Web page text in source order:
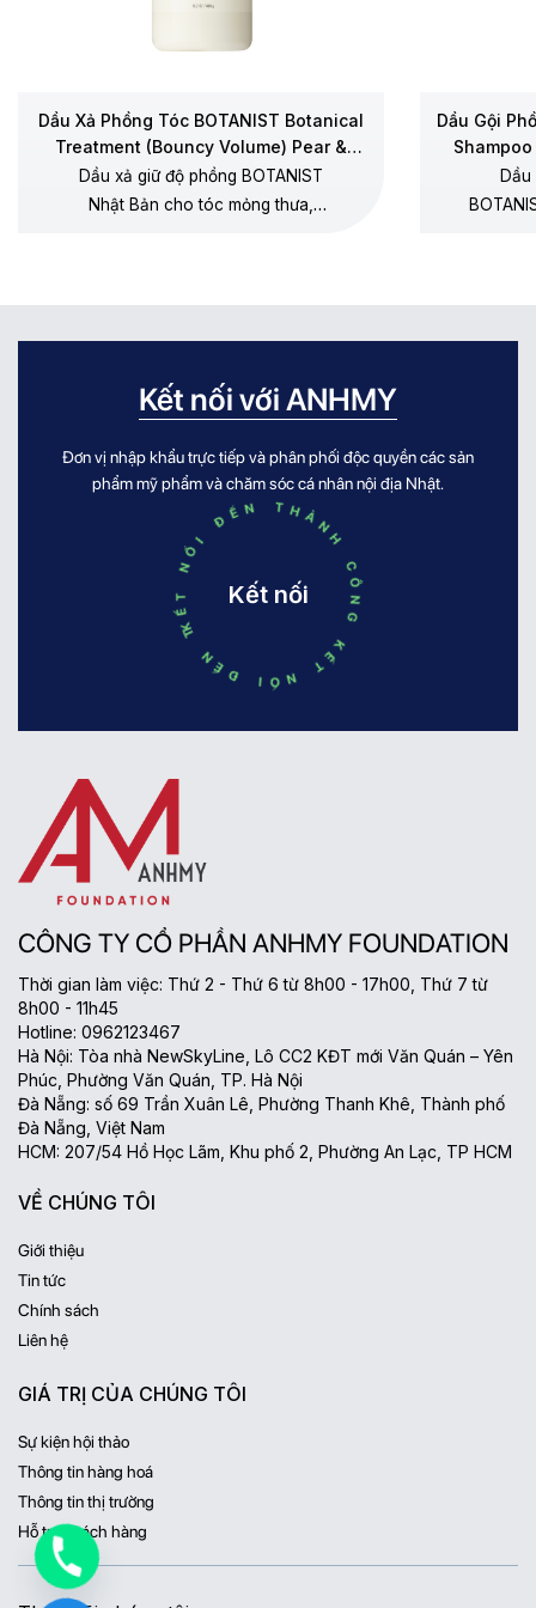
Dầu Xả Phồng Tóc BOTANIST Botanical
Treatment (Bouncy Volume) Pear &
Chamomile
Dầu xả giữ độ phồng BOTANIST
Nhật Bản cho tóc mỏng thưa,
Dầu Gội
Kết nối với ANHMY
Đơn vị nhập khẩu trực tiếp và phân phối độc quyền các sản
phẩm mỹ phẩm và chăm sóc cá nhân nội địa Nhật.
KẾT NỐI ĐẾN THÀNH CÔNG KẾT NỐI ĐẾN THÀNH CÔNG
Kết nối
CÔNG TY CỔ PHẦN ANHMY FOUNDATION
Thời gian làm việc: Thứ 2 - Thứ 6 từ 8h00 - 17h00, Thứ 7 từ
8h00 - 11h45
Hotline: 0962123467
Hà Nội: Tòa nhà NewSkyLine, Lô CC2 KĐT mới Văn Quán – Yên
Phúc, Phường Văn Quán, TP. Hà Nội
Đà Nẵng: số 69 Trần Xuân Lê, Phường Thanh Khê, Thành phố
Đà Nẵng, Việt Nam
HCM: 207/54 Hồ Học Lãm, Khu phố 2, Phường An Lạc, TP HCM
VỀ CHÚNG TÔI
Giới thiệu
Tin tức
Chính sách
Liên hệ
GIÁ TRỊ CỦA CHÚNG TÔI
Sự kiện hội thảo
Thông tin hàng hoá
Thông tin thị trường
Hỗ trợ khách hàng